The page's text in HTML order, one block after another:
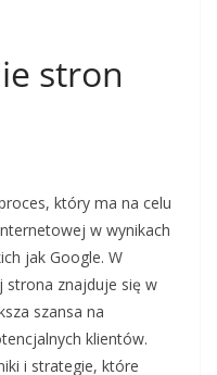
stron
który ma na celu
w wynikach
jak Google. W
strona znajduje się w
szansa na
klientów.
i strategie, które